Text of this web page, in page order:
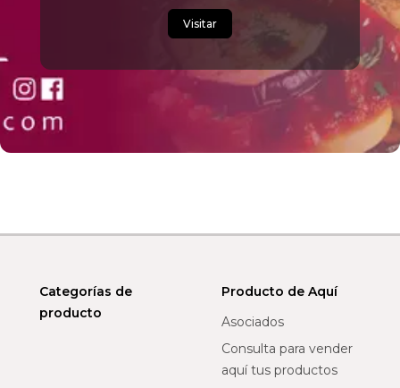
Visitar
Categorías de
producto
Producto de Aquí
Asociados
Consulta para vender
aquí tus productos